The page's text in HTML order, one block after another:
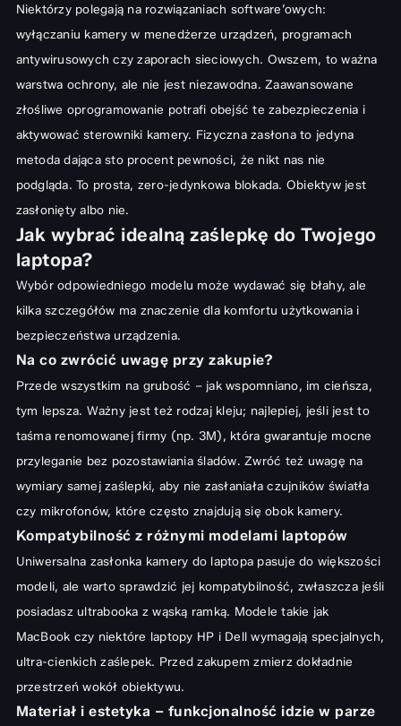
Niektórzy polegają na rozwiązaniach software’owych:
wyłączaniu kamery w menedżerze urządzeń, programach
antywirusowych czy zaporach sieciowych. Owszem, to ważna
warstwa ochrony, ale nie jest niezawodna. Zaawansowane
złośliwe oprogramowanie potrafi obejść te zabezpieczenia i
aktywować sterowniki kamery. Fizyczna zasłona to jedyna
metoda dająca sto procent pewności, że nikt nas nie
podgląda. To prosta, zero-jedynkowa blokada. Obiektyw jest
zasłonięty albo nie.
Jak wybrać idealną zaślepkę do Twojego
laptopa?
Wybór odpowiedniego modelu może wydawać się błahy, ale
kilka szczegółów ma znaczenie dla komfortu użytkowania i
bezpieczeństwa urządzenia.
Na co zwrócić uwagę przy zakupie?
Przede wszystkim na grubość – jak wspomniano, im cieńsza,
tym lepsza. Ważny jest też rodzaj kleju; najlepiej, jeśli jest to
taśma renomowanej firmy (np. 3M), która gwarantuje mocne
przyleganie bez pozostawiania śladów. Zwróć też uwagę na
wymiary samej zaślepki, aby nie zasłaniała czujników światła
czy mikrofonów, które często znajdują się obok kamery.
Kompatybilność z różnymi modelami laptopów
Uniwersalna zasłonka kamery do laptopa pasuje do większości
modeli, ale warto sprawdzić jej kompatybilność, zwłaszcza jeśli
posiadasz ultrabooka z wąską ramką. Modele takie jak
MacBook czy niektóre laptopy HP i Dell wymagają specjalnych,
ultra-cienkich zaślepek. Przed zakupem zmierz dokładnie
przestrzeń wokół obiektywu.
Materiał i estetyka – funkcjonalność idzie w parze